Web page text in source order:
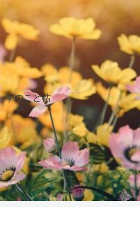
すのこと帖